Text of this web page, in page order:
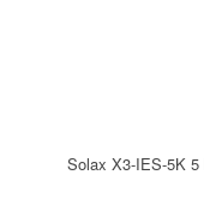
Solax X3-IES-5K